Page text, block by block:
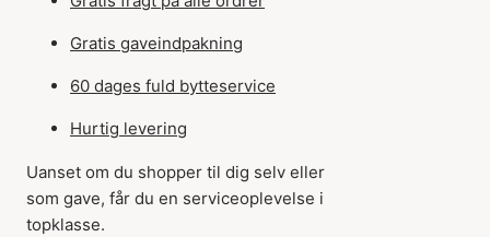
Gratis gaveindpakning
60 dages fuld bytteservice
Hurtig levering
Uanset om du shopper til dig selv eller
som gave, får du en serviceoplevelse i
topklasse.